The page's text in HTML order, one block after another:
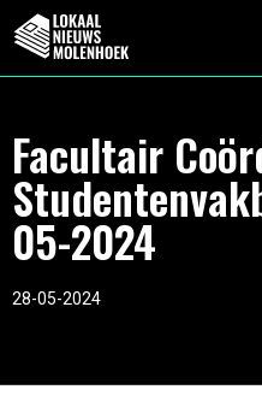
Facultair
05-2024
28-05-2024